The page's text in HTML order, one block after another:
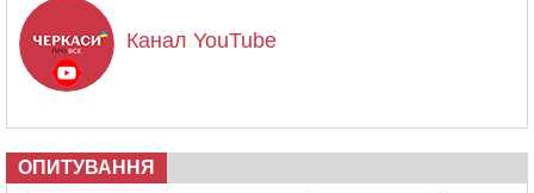
Канал YouTube
ОПИТУВАННЯ